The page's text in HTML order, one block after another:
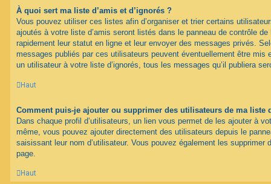
À quoi sert ma liste d’amis et d’ignorés ?
Vous pouvez utiliser ces listes afin d’organiser et trier certains
ajoutés à votre liste d’amis seront listés dans le panneau de contrôle de
rapidement leur statut en ligne et leur envoyer des messages privés.
messages publiés par ces utilisateurs peuvent éventuellement être mis
un utilisateur à votre liste d’ignorés, tous les messages qu’il publiera
Haut
Comment puis-je ajouter ou supprimer des utilisateurs de ma liste
Dans chaque profil d’utilisateurs, un lien vous permet de les ajouter à
même, vous pouvez ajouter directement des utilisateurs depuis le
saisissant leur nom d’utilisateur. Vous pouvez également les
page.
Haut